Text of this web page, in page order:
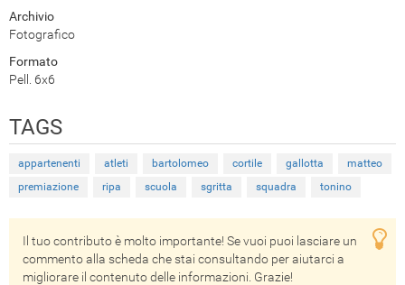
Archivio
Fotografico
Formato
Pell. 6x6
TAGS
appartenenti atleti bartolomeo cortile gallotta
matteo
premiazione
ripa scuola sgritta squadra tonino
Il tuo contributo è molto importante! Se vuoi puoi lasciare un
commento alla scheda che stai consultando per aiutarci a
migliorare il contenuto delle informazioni. Grazie!